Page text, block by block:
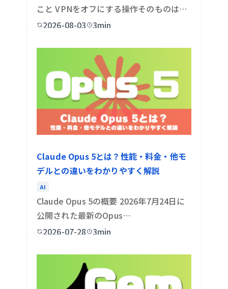
こと VPNをオフにする操作そのものは、
ど…
2026-08-03 3min
Claude Opus 5とは？性能・料金・他モ
デルとの違いをわかりやすく解説
AI
Claude Opus 5の概要 2026年7月24日に
公開された最新のOpus…
2026-07-28 3min